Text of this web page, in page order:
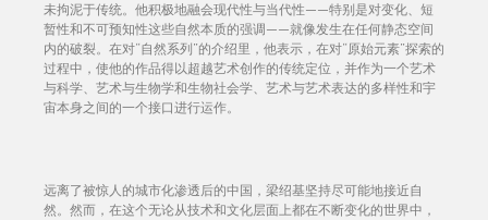
未拘泥于传统。他积极地融会现代性与当代性——特别是对变化、短
暂性和不可预知性这些自然本质的强调——就像发生在任何静态空间
内的破裂。在对“自然系列”的介绍里，他表示，在对“原始元素”探索的
过程中，使他的作品得以超越艺术创作的传统定位，并作为一个艺术
与科学、艺术与生物学和生物社会学、艺术与艺术表达的多样性和宇
宙本身之间的一个接口进行运作。
远离了被惊人的城市化渗透后的中国，梁绍基坚持尽可能地接近自
然。然而，在这个无论从技术和文化层面上都在不断变化的世界中，